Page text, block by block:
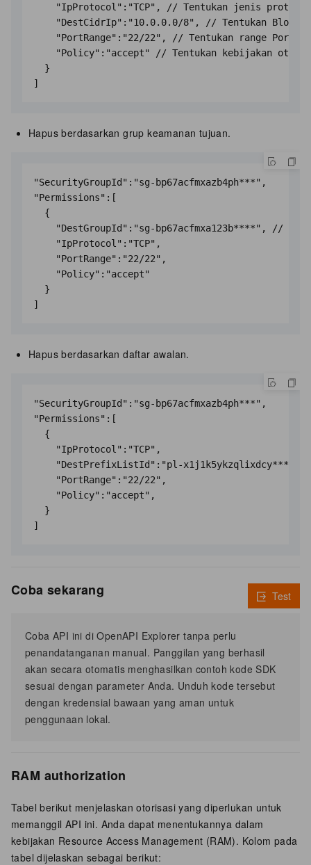
"IpProtocol":"TCP", // Tentukan jenis
"DestCidrIp":"10.0.0.0/8", // Tentukan Blok
"PortRange":"22/22", // Tentukan range Port
"Policy":"accept" // Tentukan kebijakan
  }
Hapus berdasarkan grup keamanan tujuan.
"SecurityGroupId":"sg-bp67acfmxazb4ph***",
"Permissions":[
  {
"DestGroupId":"sg-bp67acfmxa123b****", //
    "IpProtocol":"TCP",
    "PortRange":"22/22",
    "Policy":"accept"
  }
Hapus berdasarkan daftar awalan.
"SecurityGroupId":"sg-bp67acfmxazb4ph***",
"Permissions":[
  {
    "IpProtocol":"TCP",
"DestPrefixListId":"pl-
    "PortRange":"22/22",
    "Policy":"accept",
  }
Coba sekarang
Coba API ini di OpenAPI Explorer tanpa perlu
penandatanganan manual. Panggilan yang berhasil
akan secara otomatis menghasilkan contoh kode SDK
sesuai dengan parameter Anda. Unduh kode tersebut
dengan kredensial bawaan yang aman untuk
penggunaan lokal.
Test
RAM authorization
Tabel berikut menjelaskan otorisasi yang diperlukan untuk
memanggil API ini. Anda dapat menentukannya dalam
kebijakan Resource Access Management (RAM). Kolom pada
tabel dijelaskan sebagai berikut: